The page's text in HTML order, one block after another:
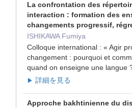
La confrontation des
interaction : formation des
changements progressif,
ISHIKAWA Fumiya
Colloque international : « Agir
changement : pourquoi et
quand on enseigne une langue
▶ 詳細を見る
Approche bakhtinienne du